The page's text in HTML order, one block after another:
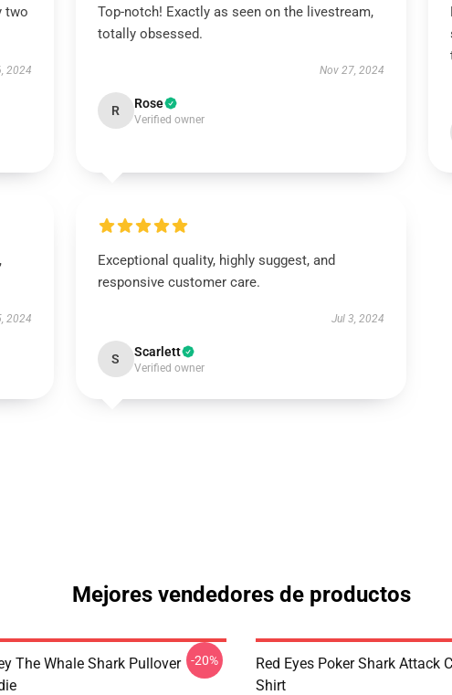
two
2024
Top-notch! Exactly as seen on the livestream,
totally obsessed.
Nov 27, 2024
R Rose
Verified owner
2024
Exceptional quality, highly suggest, and
responsive customer care.
Jul 3, 2024
S Scarlett
Verified owner
Mejores vendedores de productos
The Whale Shark Pullover
-20%
Red Eyes Poker Shark Attack
Shirt